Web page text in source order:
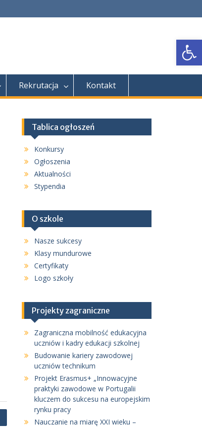
Rekrutacja Kontakt
Tablica ogłoszeń
Konkursy
Ogłoszenia
Aktualności
Stypendia
O szkole
Nasze sukcesy
Klasy mundurowe
Certyfikaty
Logo szkoły
Projekty zagraniczne
Zagraniczna mobilność edukacyjna
uczniów i kadry edukacji szkolnej
Budowanie kariery zawodowej
uczniów technikum
Projekt Erasmus+ „Innowacyjne
praktyki zawodowe w Portugalii
kluczem do sukcesu na europejskim
rynku pracy
Nauczanie na miarę XXI wieku –